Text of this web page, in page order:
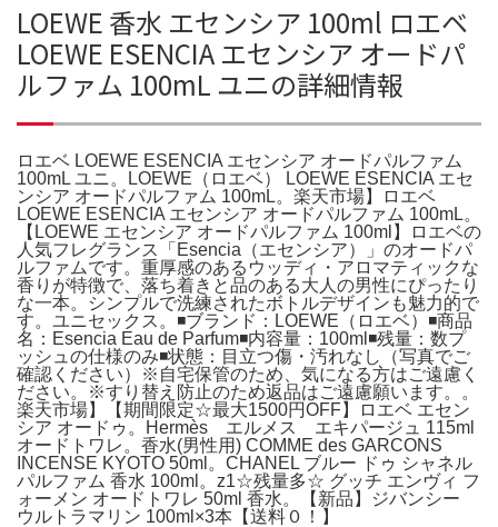
LOEWE 香水 エセンシア 100ml ロエベ
LOEWE ESENCIA エセンシア オードパ
ルファム 100mL ユニの詳細情報
ロエベ LOEWE ESENCIA エセンシア オードパルファム
100mL ユニ。LOEWE（ロエベ） LOEWE ESENCIA エセ
ンシア オードパルファム 100mL。楽天市場】ロエベ
LOEWE ESENCIA エセンシア オードパルファム 100mL。
【LOEWE エセンシア オードパルファム 100ml】ロエベの
人気フレグランス「Esencia（エセンシア）」のオードパ
ルファムです。重厚感のあるウッディ・アロマティックな
香りが特徴で、落ち着きと品のある大人の男性にぴったり
な一本。シンプルで洗練されたボトルデザインも魅力的で
す。ユニセックス。◾️ブランド：LOEWE（ロエベ）◾️商品
名：Esencia Eau de Parfum◾️内容量：100ml◾️残量：数プ
ッシュの仕様のみ◾️状態：目立つ傷・汚れなし（写真でご
確認ください）※自宅保管のため、気になる方はご遠慮く
ださい。※すり替え防止のため返品はご遠慮願います。。
楽天市場】【期間限定☆最大1500円OFF】ロエベ エセン
シア オードゥ。Hermès エルメス エキパージュ 115ml
オードトワレ。香水(男性用) COMME des GARCONS
INCENSE KYOTO 50ml。CHANEL ブルー ドゥ シャネル
パルファム 香水 100ml。z1☆残量多☆ グッチ エンヴィ フ
ォーメン オードトワレ 50ml 香水。【新品】ジバンシー
ウルトラマリン 100ml×3本【送料０！】